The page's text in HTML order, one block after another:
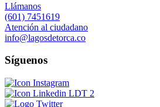
Llámanos
(601) 7451619
Atención al ciudadano
info@lagosdetorca.co
Síguenos